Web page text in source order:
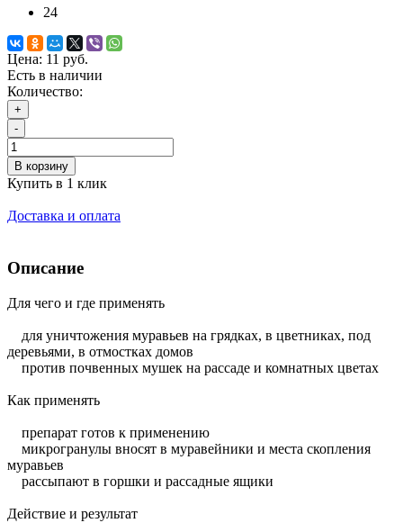
24
Цена: 11 руб.
Есть в наличии
Количество:
+
-
В корзину
Купить в 1 клик
Доставка и оплата
Описание
Для чего и где применять
для уничтожения муравьев на грядках, в цветниках, под
деревьями, в отмостках домов
против почвенных мушек на рассаде и комнатных цветах
Как применять
препарат готов к применению
микрогранулы вносят в муравейники и места скопления
муравьев
рассыпают в горшки и рассадные ящики
Действие и результат